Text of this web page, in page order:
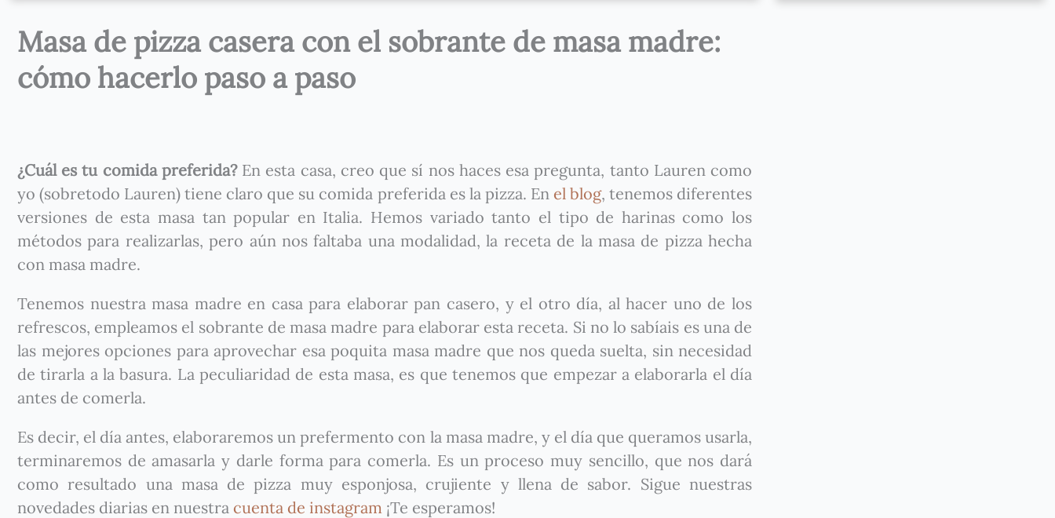
Masa de pizza casera con el sobrante de masa madre:
cómo hacerlo paso a paso
¿Cuál es tu comida preferida?En esta casa, creo que sí nos haces esa pregunta, tanto Lauren como
yo (sobretodo Lauren) tiene claro que su comida preferida es la pizza. En el blog, tenemos diferentes
versiones de esta masa tan popular en Italia. Hemos variado tanto el tipo de harinas como los
métodos para realizarlas, pero aún nos faltaba una modalidad, la receta de la masa de pizza hecha
con masa madre.
Tenemos nuestra masa madre en casa para elaborar pan casero, y el otro día, al hacer uno de los
refrescos, empleamos el sobrante de masa madre para elaborar esta receta. Si no lo sabíais es una de
las mejores opciones para aprovechar esa poquita masa madre que nos queda suelta, sin necesidad
de tirarla a la basura. La peculiaridad de esta masa, es que tenemos que empezar a elaborarla el día
antes de comerla.
Es decir, el día antes, elaboraremos un prefermento con la masa madre, y el día que queramos usarla,
terminaremos de amasarla y darle forma para comerla. Es un proceso muy sencillo, que nos dará
como resultado una masa de pizza muy esponjosa, crujiente y llena de sabor. Sigue nuestras
novedades diarias en nuestra cuenta de instagram ¡Te esperamos!